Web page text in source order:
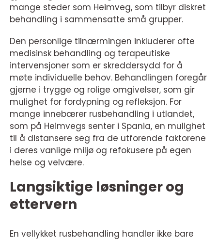
mange steder som Heimveg, som tilbyr diskret
behandling i sammensatte små grupper.
Den personlige tilnærmingen inkluderer ofte
medisinsk behandling og terapeutiske
intervensjoner som er skreddersydd for å
møte individuelle behov. Behandlingen foregår
gjerne i trygge og rolige omgivelser, som gir
mulighet for fordypning og refleksjon. For
mange innebærer rusbehandling i utlandet,
som på Heimvegs senter i Spania, en mulighet
til å distansere seg fra de utforende faktorene
i deres vanlige miljø og refokusere på egen
helse og velvære.
Langsiktige løsninger og
ettervern
En vellykket rusbehandling handler ikke bare